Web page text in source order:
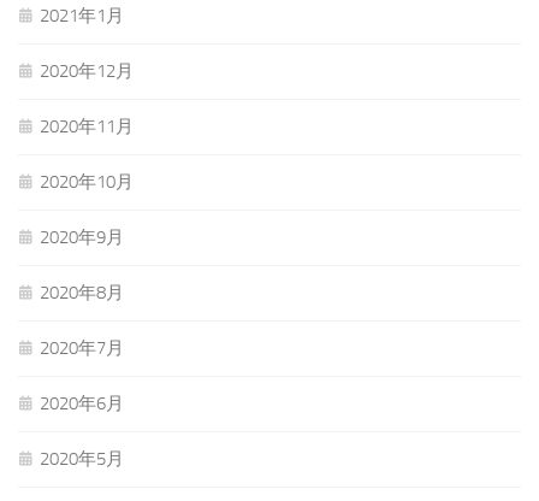
2021年1月
2020年12月
2020年11月
2020年10月
2020年9月
2020年8月
2020年7月
2020年6月
2020年5月